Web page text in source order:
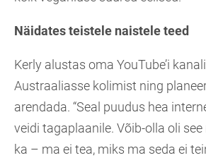
Näidates teistele naistele teed
Kerly alustas oma YouTube’i
Austraaliasse kolimist ning
arendada. “Seal puudus hea
veidi tagaplaanile. Võib-olla oli
ka – ma ei tea, miks ma seda ei